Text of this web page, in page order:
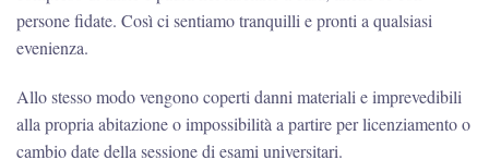
persone fidate. Così ci sentiamo tranquilli e pronti a qualsiasi
evenienza.
Allo stesso modo vengono coperti danni materiali e imprevedibili
alla propria abitazione o impossibilità a partire per licenziamento o
cambio date della sessione di esami universitari.